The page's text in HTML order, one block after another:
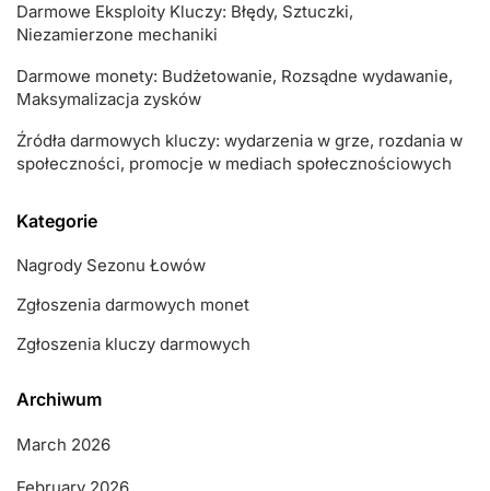
Darmowe Eksploity Kluczy: Błędy, Sztuczki,
Niezamierzone mechaniki
Darmowe monety: Budżetowanie, Rozsądne wydawanie,
Maksymalizacja zysków
Źródła darmowych kluczy: wydarzenia w grze, rozdania w
społeczności, promocje w mediach społecznościowych
Kategorie
Nagrody Sezonu Łowów
Zgłoszenia darmowych monet
Zgłoszenia kluczy darmowych
Archiwum
March 2026